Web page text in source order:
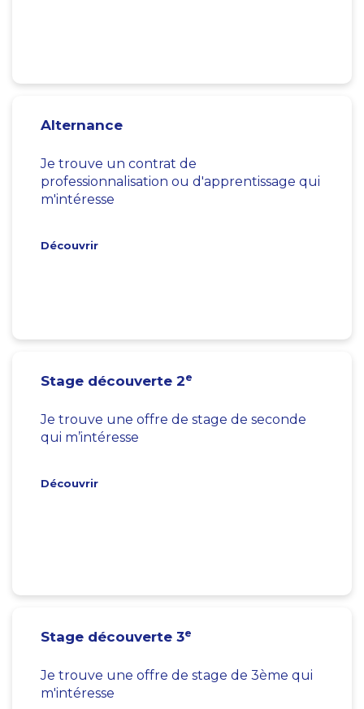
Alternance
Je trouve un contrat de
professionnalisation ou d'apprentissage qui
m'intéresse
Découvrir
Stage découverte 2e
Je trouve une offre de stage de seconde
qui m’intéresse
Découvrir
Stage découverte 3e
Je trouve une offre de stage de 3ème qui
m'intéresse